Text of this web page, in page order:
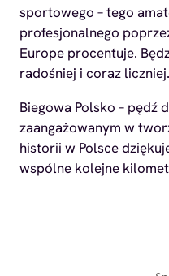
sportowego – tego
profesjonalnego
Europe procentuje.
radośniej i coraz liczniej.
Biegowa Polsko – pędź
zaangażowanym w
historii w Polsce
wspólne kolejne